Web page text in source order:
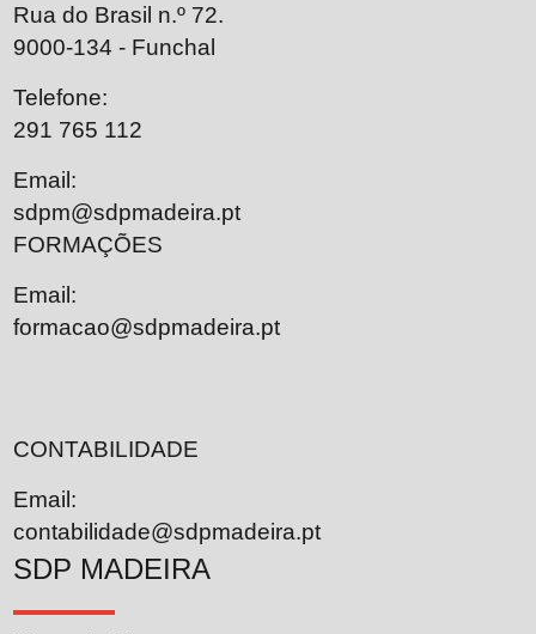
Rua do Brasil n.º 72.
9000-134 - Funchal
Telefone:
291 765 112
Email:
sdpm@sdpmadeira.pt
FORMAÇÕES
Email:
formacao@sdpmadeira.pt
CONTABILIDADE
Email:
contabilidade@sdpmadeira.pt
SDP MADEIRA